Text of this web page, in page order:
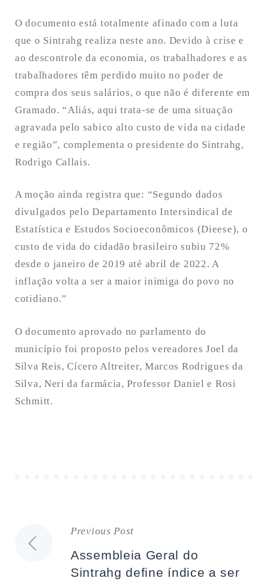
O documento está totalmente afinado com a luta
que o Sintrahg realiza neste ano. Devido à crise e
ao descontrole da economia, os trabalhadores e as
trabalhadores têm perdido muito no poder de
compra dos seus salários, o que não é diferente em
Gramado. “Aliás, aqui trata-se de uma situação
agravada pelo sabico alto custo de vida na cidade
e região”, complementa o presidente do Sintrahg,
Rodrigo Callais.
A moção ainda registra que: “Segundo dados
divulgados pelo Departamento Intersindical de
Estatística e Estudos Socioeconômicos (Dieese), o
custo de vida do cidadão brasileiro subiu 72%
desde o janeiro de 2019 até abril de 2022. A
inflação volta a ser a maior inimiga do povo no
cotidiano.”
O documento aprovado no parlamento do
município foi proposto pelos vereadores Joel da
Silva Reis, Cícero Altreiter, Marcos Rodrigues da
Silva, Neri da farmácia, Professor Daniel e Rosi
Schmitt.
Navegação
Previous Post
Assembleia Geral do
Sintrahg define índice a ser